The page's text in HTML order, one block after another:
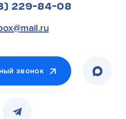
229-84-08
звонок